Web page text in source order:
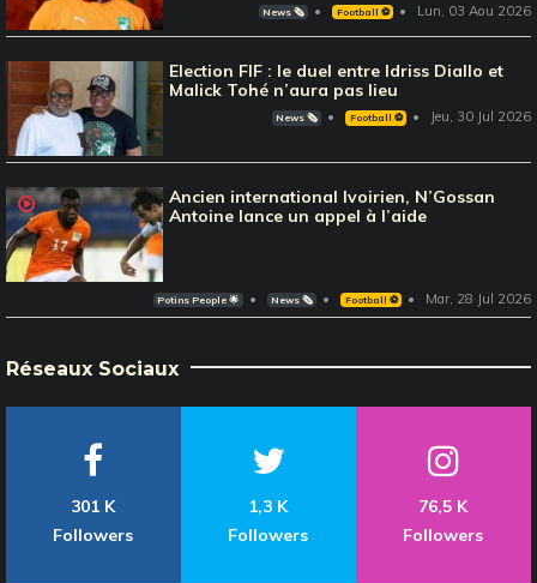
News 🗞️ Football ⚽️ Lun, 03 Aou 2026
Election FIF : le duel entre Idriss Diallo et
Malick Tohé n’aura pas lieu
News 🗞️ Football ⚽️ Jeu, 30 Jul 2026
Ancien international Ivoirien, N’Gossan
Antoine lance un appel à l’aide
Potins People 🌟 News 🗞️ Football ⚽️ Mar, 28 Jul 2026
Réseaux Sociaux
301 K
Followers
1,3 K
Followers
76,5 K
Followers